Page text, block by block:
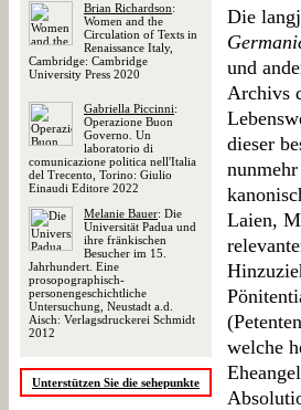
Brian Richardson:
Women and the
Circulation of Texts in
Renaissance Italy,
Cambridge: Cambridge
University Press 2020
Gabriella Piccinni:
Operazione Buon
Governo. Un
laboratorio di
comunicazione politica nell'Italia
del Trecento, Torino: Giulio
Einaudi Editore 2022
Melanie Bauer: Die
Universität Padua und
ihre fränkischen
Besucher im 15.
Jahrhundert. Eine
prosopographisch-
personengeschichtliche
Untersuchung, Neustadt a.d.
Aisch: Verlagsdruckerei Schmidt
2012
Unterstützen Sie die sehepunkte
Die
und
Archivs
dieser
Laien,
welche